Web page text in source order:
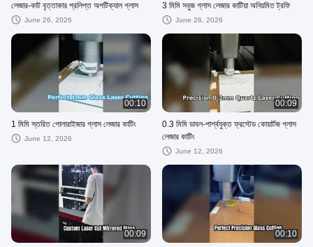
লেজার-কাট বৃত্তাকার প্রলিপ্ত অপটিক্যাল গ্লাস
June 26, 2026
3 মিমি সবুজ গ্লাস লেজার কাটিয়া অনিয়মিত ট্রফি
June 26, 2026
00:10
1 মিমি স্তরিত পোলারাইজার গ্লাস লেজার কাটিং
June 12, 2026
00:09
0.3 মিমি ডাবল-পার্শ্বযুক্ত ফ্রস্টেড কোয়ার্টজ গ্লাস
লেজার কাটিং
June 12, 2026
00:09 00:10